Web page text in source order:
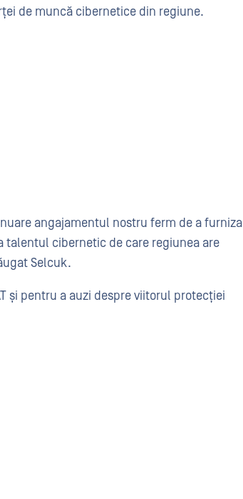
de muncă cibernetice din regiune.
angajamentul nostru ferm de a furniza
talentul cibernetic de care regiunea are
Selcuk.
și pentru a auzi despre viitorul protecției